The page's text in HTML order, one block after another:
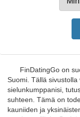
FinDatingGo on
Suomi. Tällä
sielunkumppanisi,
suhteen. Tämä on
kauniiden ja